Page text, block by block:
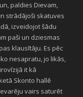
paldies Dievam,
strādājoši skatuves
izveidojot šādu
paši un dziesmas
klausītāju. Es pēc
nesapratu, jo likās,
it kā
Skonto hallē
vairs saturēt